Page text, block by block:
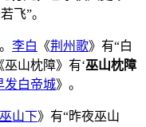
飞”。
李白 《荆州歌》有“白
山枕障》有‘巫山枕障
发白帝城》。
山下》有“昨夜巫山